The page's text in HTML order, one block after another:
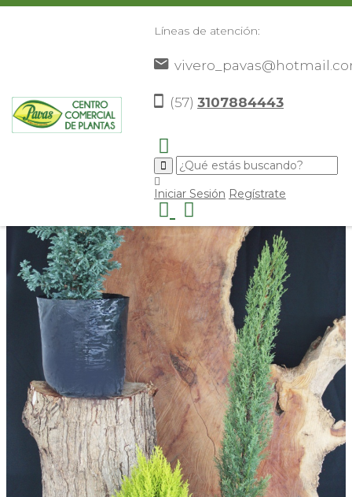
Líneas de atención:
(57) 3107884443
Iniciar Sesión Regístrate
Pinos